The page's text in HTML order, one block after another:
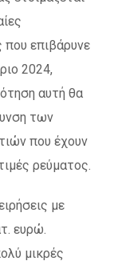
που επιβάρυνε
2024,
αυτή θα
των
που έχουν
ρεύματος.
με
ευρώ.
μικρές